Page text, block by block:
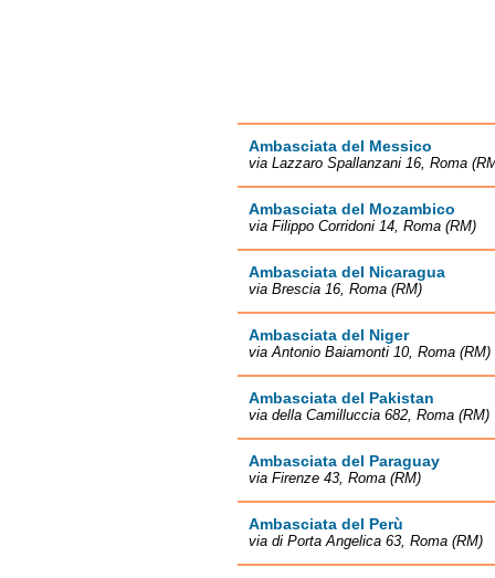
Ambasciata del Messico
via Lazzaro Spallanzani 16, Roma
Ambasciata del Mozambico
via Filippo Corridoni 14, Roma (RM)
Ambasciata del Nicaragua
via Brescia 16, Roma (RM)
Ambasciata del Niger
via Antonio Baiamonti 10, Roma (RM)
Ambasciata del Pakistan
via della Camilluccia 682, Roma (RM)
Ambasciata del Paraguay
via Firenze 43, Roma (RM)
Ambasciata del Perù
via di Porta Angelica 63, Roma (RM)